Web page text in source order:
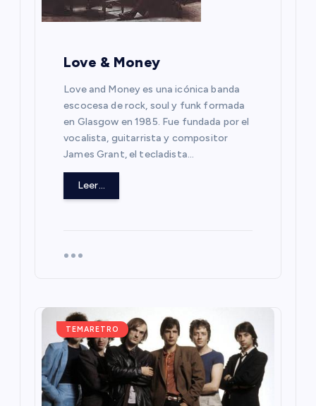
Love & Money
Love and Money es una icónica banda
escocesa de rock, soul y funk formada
en Glasgow en 1985. Fue fundada por el
vocalista, guitarrista y compositor
James Grant, el tecladista…
Leer...
TEMARETRO